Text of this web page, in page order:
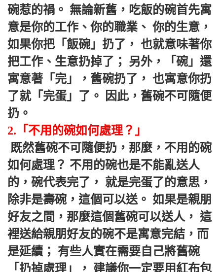
碗惹的禍。 無論新舊，吃飯的碗首先寓
意是你的工作、你的職業、 你的生意，
如果你把「飯碗」扔了， 也就意味著你
把工作、生意扔掉了； 另外，「碗」還
寓意著「完」，舊碗扔了， 也寓意你扔
了就「完蛋」了。 因此，舊碗不可隨便
扔。
2.「不用的碗如何處理？」
如何處理？ 不用的碗也是不能亂送人
的，碗代表完了， 就是完蛋了的意思，
除非是壽碗，這個可以送。 如果是親朋
好友之間，那麼這個舊碗可以送人， 這
裡送給親朋好友的碗不是寓意完結，而
是延續； 有些人實在需要自己將舊碗
「扔掉處理」， 建議你一定要用紅布包